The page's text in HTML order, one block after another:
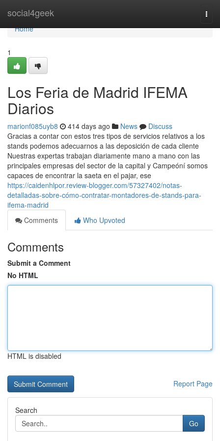
social4geek
Home
Home
1
Los Feria de Madrid IFEMA
Diarios
marionf085uyb8 414 days ago News
Discuss
Gracias a contar con estos tres tipos de servicios relativos a los
stands podemos adecuarnos a las deposición de cada cliente
Nuestras expertas trabajan diariamente mano a mano con las
principales empresas del sector de la capital y Campeóní somos
capaces de encontrar la saeta en el pajar, ese
https://caidenhlpor.review-blogger.com/57327402/notas-
detalladas-sobre-cómo-contratar-montadores-de-stands-para-
ifema-madrid
Comments
Who Upvoted
Comments
Submit a Comment
No HTML
HTML is disabled
Report Page
Search
Go